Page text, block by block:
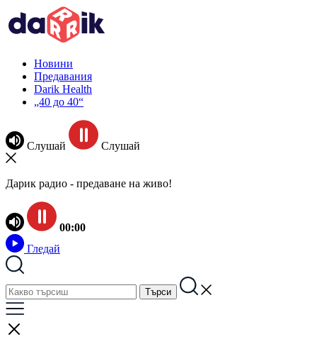
Новини
Предавания
Darik Health
„40 до 40“
Слушай Слушай
Дарик радио - предаване на живо!
00:00
Гледай